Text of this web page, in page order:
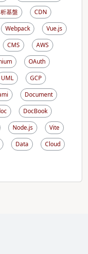
基盤
CDN
Webpack
Vue.js
CMS
AWS
OAuth
UML
GCP
Document
DocBook
Node.js
Vite
Data
Cloud